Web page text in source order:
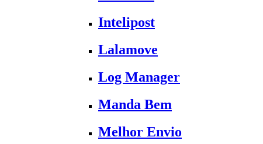
Intelipost
Lalamove
Log Manager
Manda Bem
Melhor Envio